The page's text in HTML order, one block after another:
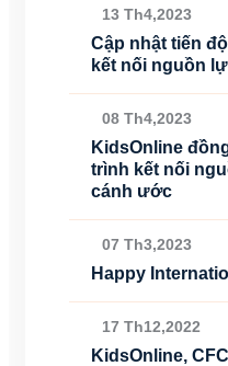
13 Th4,2023
Cập nhật tiến
kết nối nguồn
08 Th4,2023
KidsOnline
trình kết nối
cánh ước
07 Th3,2023
Happy
17 Th12,2022
KidsOnline,